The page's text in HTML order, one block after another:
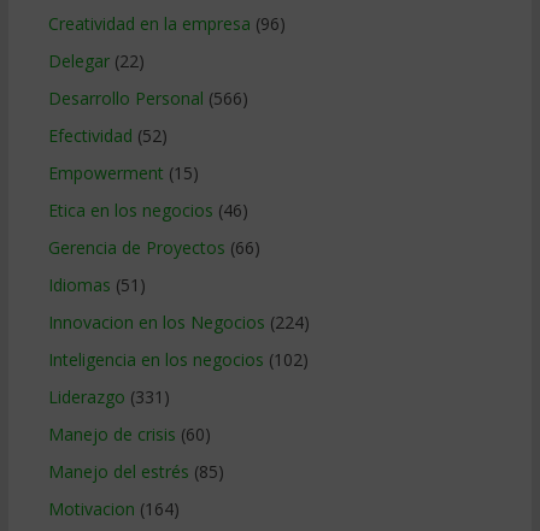
Creatividad en la empresa (96)
Delegar(22)
Desarrollo Personal (566)
Efectividad (52)
Empowerment (15)
Etica en los negocios (46)
Gerencia de Proyectos (66)
Idiomas (51)
Innovacion en los Negocios (224)
Inteligencia en los negocios (102)
Liderazgo (331)
Manejo de crisis (60)
Manejo del estrés (85)
Motivacion (164)